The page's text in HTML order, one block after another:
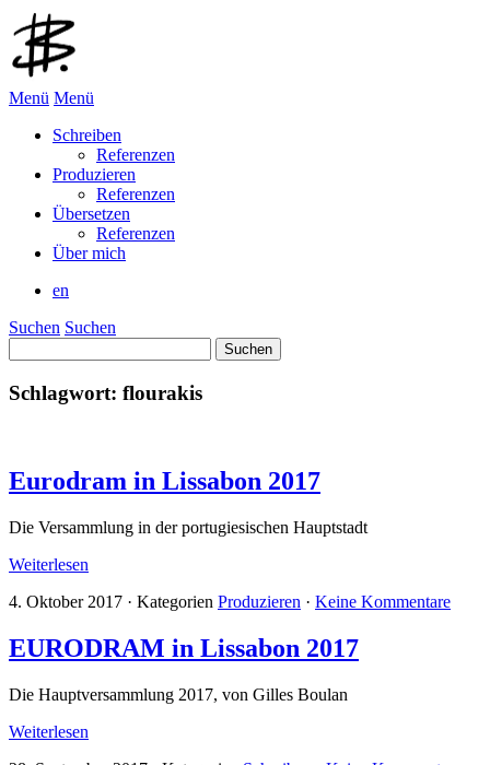
Menü Menü
Schreiben
Referenzen
Produzieren
Referenzen
Übersetzen
Referenzen
Über mich
en
Suchen Suchen
nach:
Schlagwort: flourakis
Eurodram in Lissabon 2017
Die Versammlung in der portugiesischen Hauptstadt
Weiterlesen
4. Oktober 2017 · Kategorien Produzieren · Keine Kommentare
EURODRAM in Lissabon 2017
Die Hauptversammlung 2017, von Gilles Boulan
Weiterlesen